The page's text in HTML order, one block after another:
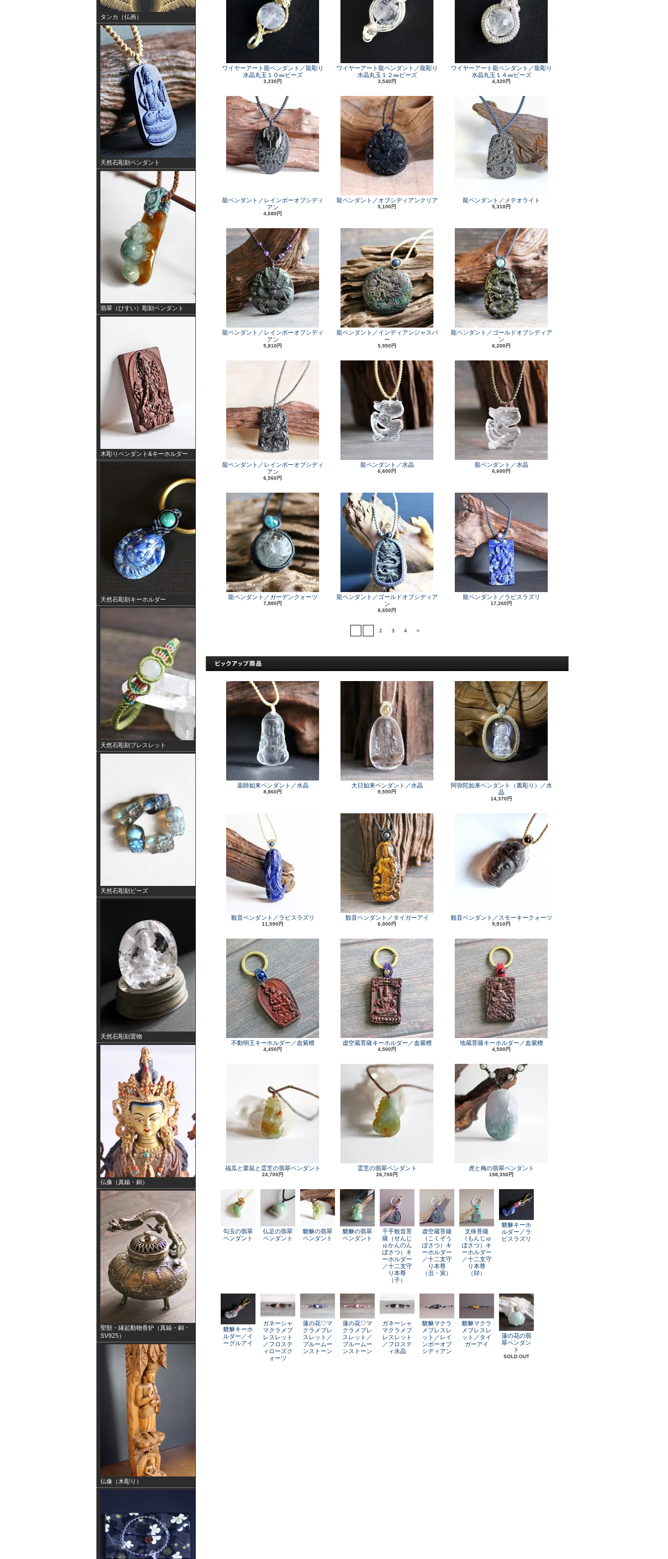
タンカ（仏画）
天然石彫刻ペンダント
翡翠（ひすい）彫刻ペンダント
木彫りペンダント&キーホルダー
天然石彫刻キーホルダー
天然石彫刻ブレスレット
天然石彫刻ビーズ
天然石彫刻置物
仏像（真鍮・銅）
聖獣・縁起動物香炉（真鍮・銅・
SV925）
仏像（木彫り）
ワイヤーアート龍ペンダント／龍彫り
水晶丸玉１０㎜ビーズ
3,230円
ワイヤーアート龍ペンダント／龍彫り
水晶丸玉１２㎜ビーズ
3,540円
ワイヤーアート龍ペンダント／龍彫り
水晶丸玉１４㎜ビーズ
4,320円
龍ペンダント／レインボーオブシディ
アン
4,680円
龍ペンダント／オブシディアンクリア
5,100円
龍ペンダント／メテオライト
5,310円
龍ペンダント／レインボーオブシディ
アン
5,810円
龍ペンダント／インディアンジャスパ
ー
5,950円
龍ペンダント／ゴールドオブシディア
ン
6,200円
龍ペンダント／レインボーオブシディ
アン
6,560円
龍ペンダント／水晶
6,600円
龍ペンダント／水晶
6,600円
龍ペンダント／ガーデンクォーツ
7,880円
龍ペンダント／ゴールドオブシディア
ン
8,650円
龍ペンダント／ラピスラズリ
17,260円
2 3 4 >
薬師如来ペンダント／水晶
8,860円
大日如来ペンダント／水晶
9,550円
阿弥陀如来ペンダント（裏彫り）／水
晶
14,370円
観音ペンダント／ラピスラズリ
11,590円
観音ペンダント／タイガーアイ
6,000円
観音ペンダント／スモーキークォーツ
9,910円
不動明王キーホルダー／血紫檀
4,450円
虚空蔵菩薩キーホルダー／血紫檀
4,500円
地蔵菩薩キーホルダー／血紫檀
4,500円
福瓜と栗鼠と霊芝の翡翠ペンダント
24,700円
霊芝の翡翠ペンダント
26,700円
虎と梅の翡翠ペンダント
198,350円
勾玉の翡翠
ペンダント
仏足の翡翠
ペンダント
貔貅の翡翠
ペンダント
貔貅の翡翠
ペンダント
千手観音菩
薩（せんじ
ゅかんのん
ぼさつ）キ
ーホルダー
／十二支守
り本尊
（子）
虚空蔵菩薩
（こくぞう
ぼさつ）キ
ーホルダー
／十二支守
り本尊
（丑・寅）
文殊菩薩
（もんじゅ
ぼさつ）キ
ーホルダー
／十二支守
り本尊
（卯）
貔貅キーホ
ルダー／ラ
ピスラズリ
貔貅キーホ
ルダー／イ
ーグルアイ
ガネーシャ
マクラメブ
レスレット
／フロステ
ィローズク
ォーツ
蓮の花♡マ
クラメブレ
スレット／
ブルームー
ンストーン
蓮の花♡マ
クラメブレ
スレット／
ブルームー
ンストーン
ガネーシャ
マクラメブ
レスレット
／フロステ
ィ水晶
貔貅マクラ
メブレスレ
ット／レイ
ンボーオブ
シディアン
貔貅マクラ
メブレスレ
ット／タイ
ガーアイ
蓮の花の翡
翠ペンダン
ト
SOLD OUT